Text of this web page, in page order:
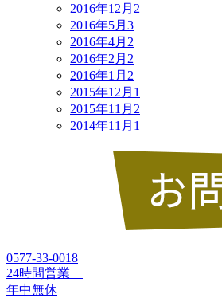
2016年12月 2
2016年5月 3
2016年4月 2
2016年2月 2
2016年1月 2
2015年12月 1
2015年11月 2
2014年11月 1
0577-33-0018
24時間営業
年中無休